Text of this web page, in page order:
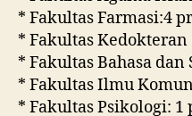
* Fakultas Farmasi:4
* Fakultas
* Fakultas Bahasa
* Fakultas Ilmu
* Fakultas Psikologi: 1